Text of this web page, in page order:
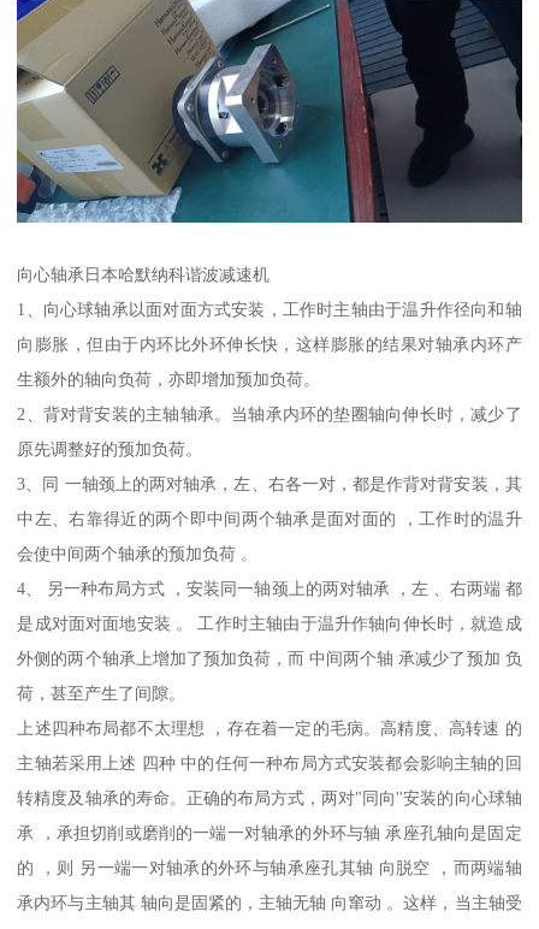
向心轴承日本哈默纳科谐波减速机
1、向心球轴承以面对面方式安装，工作时主轴由于温升作径向和轴
向膨胀，但由于内环比外环伸长快，这样膨胀的结果对轴承内环产
生额外的轴向负荷，亦即增加预加负荷。
2、背对背安装的主轴轴承。当轴承内环的垫圈轴向伸长时，减少了
原先调整好的预加负荷。
3、同 一轴颈上的两对轴承，左、右各一对，都是作背对背安装，其
中左、右靠得近的两个即中间两个轴承是面对面的 ，工作时的温升
会使中间两个轴承的预加负荷 。
4、 另一种布局方式 ，安装同一轴颈上的两对轴承 ，左 、右两端 都
是成对面对面地安装 。 工作时主轴由于温升作轴向伸长时，就造成
外侧的两个轴承上增加了预加负荷，而 中间两个轴 承减少了预加 负
荷，甚至产生了间隙。
上述四种布局都不太理想 ，存在着一定的毛病。高精度、高转速 的
主轴若采用上述 四种 中的任何一种布局方式安装都会影响主轴的回
转精度及轴承的寿命。正确的布局方式，两对"同向''安装的向心球轴
承 ，承担切削或磨削的一端一对轴承的外环与轴 承座孔轴向是固定
的 ，则 另一端一对轴承的外环与轴承座孔其轴 向脱空 ，而两端轴
承内环与主轴其 轴向是固紧的，主轴无轴 向窜动 。这样，当主轴受